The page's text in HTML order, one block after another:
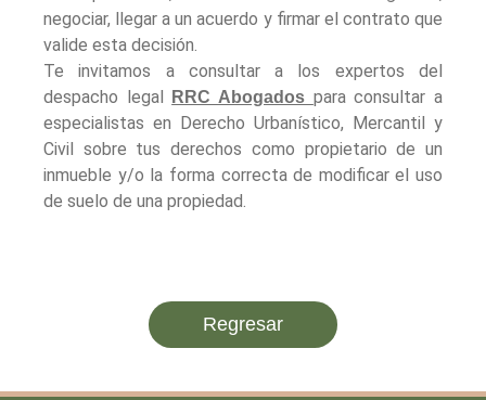
negociar, llegar a un acuerdo y firmar el contrato que
valide esta decisión.
Te invitamos a consultar a los expertos del
despacho legal
RRC Abogados para consultar a
especialistas en Derecho Urbanístico, Mercantil y
Civil sobre tus derechos como propietario de un
inmueble y/o la forma correcta de modificar el uso
de suelo de una propiedad.
Regresar